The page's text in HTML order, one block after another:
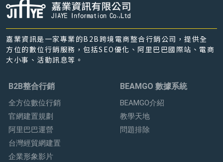
嘉業資訊是一家專業的B2B跨境電商整合行銷公司，提供全
方位的數位行銷服務，包括SEO優化、阿里巴巴國際站、電商
大小事、活動訊息等。
B2B整合行銷
全方位數位行銷
官網建置規劃
阿里巴巴運營
台灣經貿網建置
企業形象影片
BEAMGO 數據系統
BEAMGO介紹
教學天地
問題排除